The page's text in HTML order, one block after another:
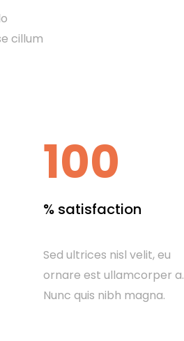
cillum
100
% satisfaction
Sed ultrices nisl velit, eu
ornare est ullamcorper a.
Nunc quis nibh magna.